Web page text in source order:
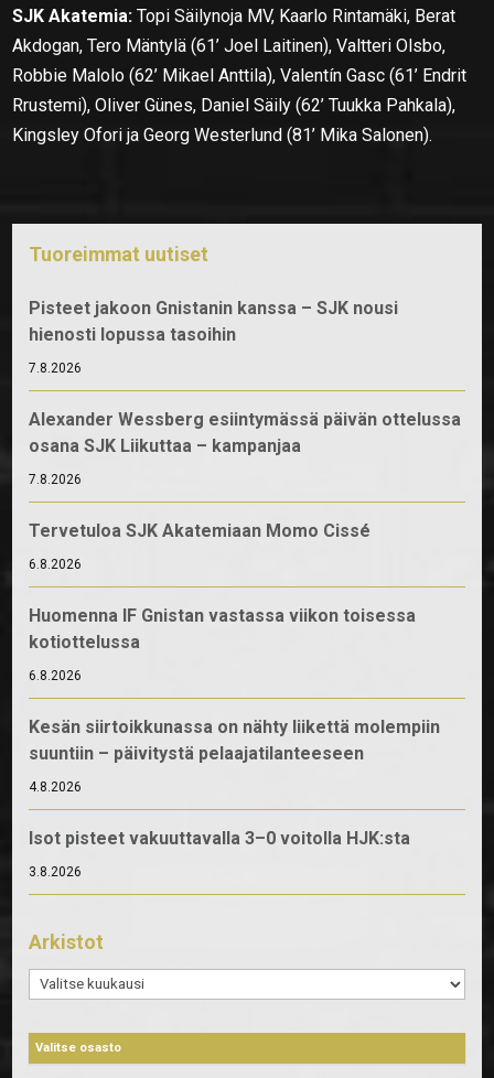
SJK Akatemia: Topi Säilynoja MV, Kaarlo Rintamäki, Berat
Akdogan, Tero Mäntylä (61’ Joel Laitinen), Valtteri Olsbo,
Robbie Malolo (62’ Mikael Anttila), Valentín Gasc (61’ Endrit
Rrustemi), Oliver Günes, Daniel Säily (62’ Tuukka Pahkala),
Kingsley Ofori ja Georg Westerlund (81’ Mika Salonen).
Tuoreimmat uutiset
Pisteet jakoon Gnistanin kanssa – SJK nousi
hienosti lopussa tasoihin
7.8.2026
Alexander Wessberg esiintymässä päivän ottelussa
osana SJK Liikuttaa – kampanjaa
7.8.2026
Tervetuloa SJK Akatemiaan Momo Cissé
6.8.2026
Huomenna IF Gnistan vastassa viikon toisessa
kotiottelussa
6.8.2026
Kesän siirtoikkunassa on nähty liikettä molempiin
suuntiin – päivitystä pelaajatilanteeseen
4.8.2026
Isot pisteet vakuuttavalla 3–0 voitolla HJK:sta
3.8.2026
Arkistot
Arkistot